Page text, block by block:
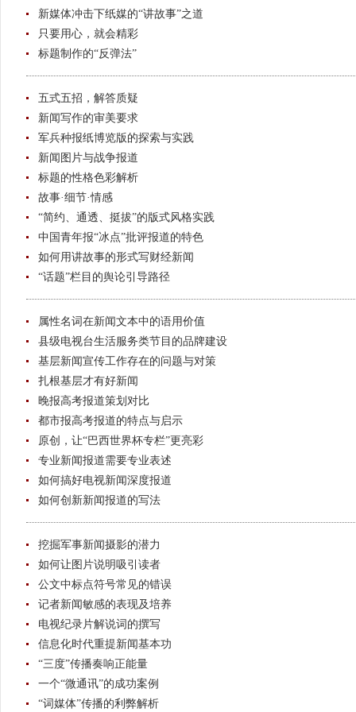
新媒体冲击下纸媒的“讲故事”之道
只要用心，就会精彩
标题制作的“反弹法”
五式五招，解答质疑
新闻写作的审美要求
军兵种报纸博览版的探索与实践
新闻图片与战争报道
标题的性格色彩解析
故事·细节·情感
“简约、通透、挺拔”的版式风格实践
中国青年报“冰点”批评报道的特色
如何用讲故事的形式写财经新闻
“话题”栏目的舆论引导路径
属性名词在新闻文本中的语用价值
县级电视台生活服务类节目的品牌建设
基层新闻宣传工作存在的问题与对策
扎根基层才有好新闻
晚报高考报道策划对比
都市报高考报道的特点与启示
原创，让“巴西世界杯专栏”更亮彩
专业新闻报道需要专业表述
如何搞好电视新闻深度报道
如何创新新闻报道的写法
挖掘军事新闻摄影的潜力
如何让图片说明吸引读者
公文中标点符号常见的错误
记者新闻敏感的表现及培养
电视纪录片解说词的撰写
信息化时代重提新闻基本功
“三度”传播奏响正能量
一个“微通讯”的成功案例
“词媒体”传播的利弊解析